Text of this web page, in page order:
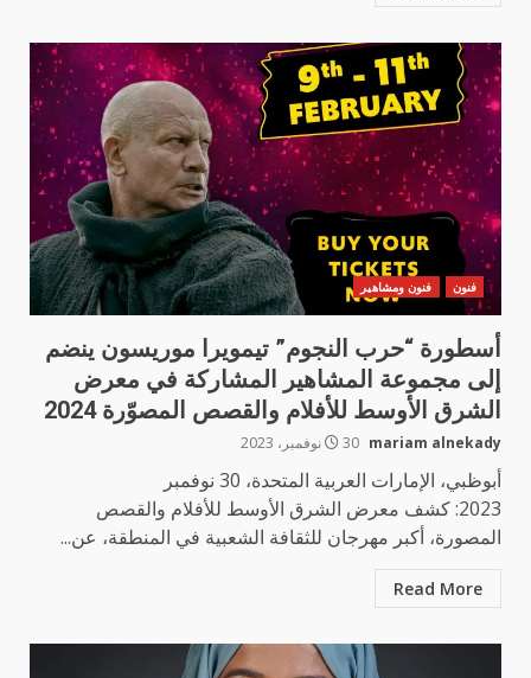
فنون فنون ومشاهير
أسطورة “حرب النجوم” تيمويرا موريسون ينضم
إلى مجموعة المشاهير المشاركة في معرض
الشرق الأوسط للأفلام والقصص المصوّرة 2024
mariam alnekady 30 نوفمبر، 2023
أبوظبي، الإمارات العربية المتحدة، 30 نوفمبر
2023: كشف معرض الشرق الأوسط للأفلام والقصص
المصورة، أكبر مهرجان للثقافة الشعبية في المنطقة، عن...
Read More